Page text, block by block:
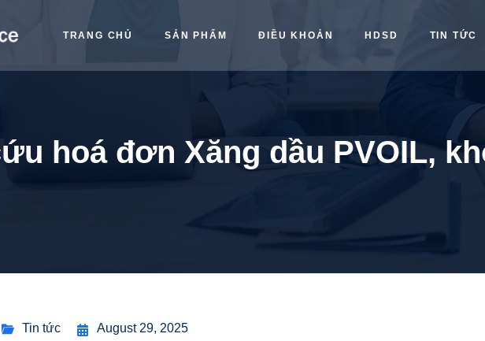
TRANG CHỦ SẢN PHẨM ĐIỀU KHOẢN HDSD TIN TỨC
hoá đơn Xăng dầu PVOIL,
Tin tức August 29, 2025